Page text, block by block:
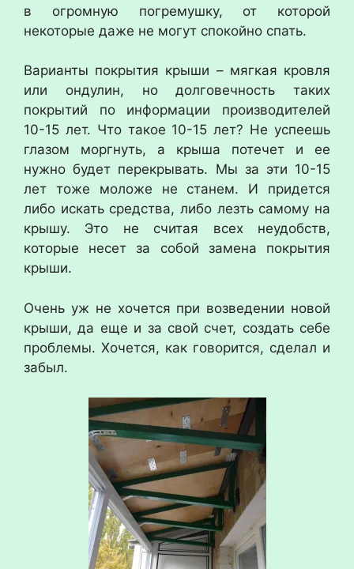
в огромную погремушку, от которой
некоторые даже не могут спокойно спать.
Варианты покрытия крыши – мягкая кровля
или ондулин, но долговечность таких
покрытий по информации производителей
10-15 лет. Что такое 10-15 лет? Не успеешь
глазом моргнуть, а крыша потечет и ее
нужно будет перекрывать. Мы за эти 10-15
лет тоже моложе не станем. И придется
либо искать средства, либо лезть самому на
крышу. Это не считая всех неудобств,
которые несет за собой замена покрытия
крыши.
Очень уж не хочется при возведении новой
крыши, да еще и за свой счет, создать себе
проблемы. Хочется, как говорится, сделал и
забыл.